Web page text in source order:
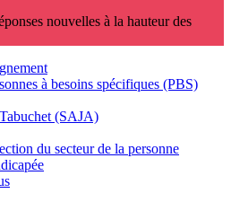
nouvelles à la hauteur des
à besoins spécifiques (PBS)
(SAJA)
du secteur de la personne